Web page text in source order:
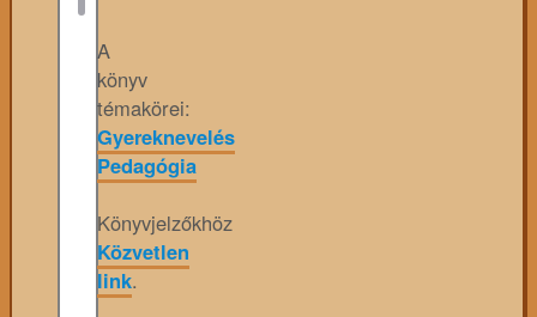
A
könyv
témakörei:
Gyereknevelés
Pedagógia
Könyvjelzőkhöz
Közvetlen
link.